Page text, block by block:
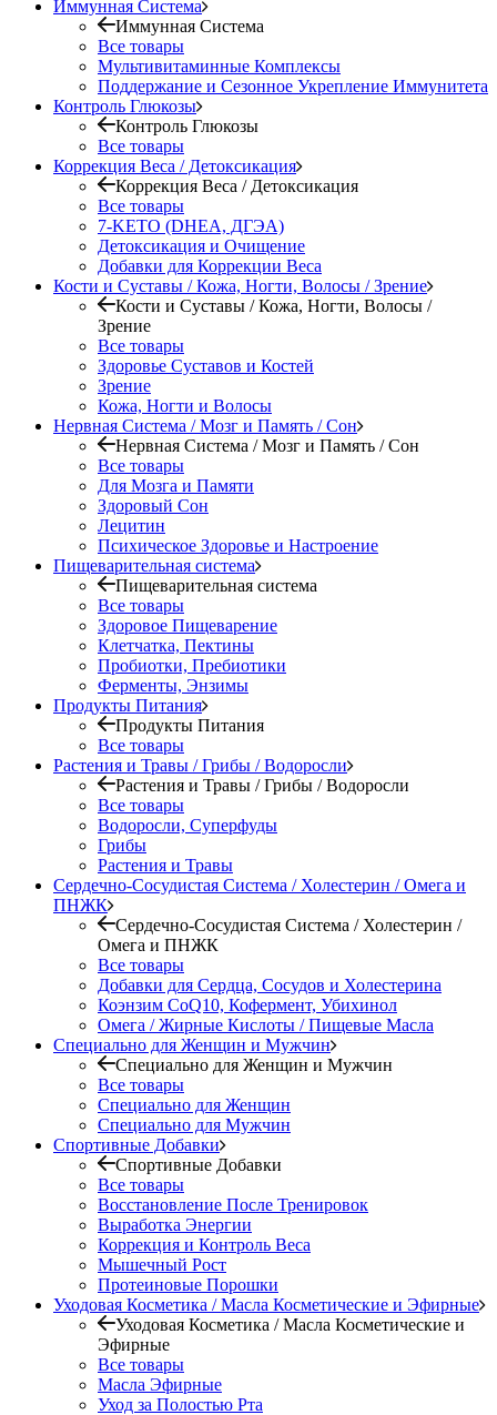
Иммунная Система
Иммунная Система
Все товары
Мультивитаминные Комплексы
Поддержание и Сезонное Укрепление Иммунитета
Контроль Глюкозы
Контроль Глюкозы
Все товары
Коррекция Веса / Детоксикация
Коррекция Веса / Детоксикация
Все товары
7-KETO (DHEA, ДГЭА)
Детоксикация и Очищение
Добавки для Коррекции Веса
Кости и Суставы / Кожа, Ногти, Волосы / Зрение
Кости и Суставы / Кожа, Ногти, Волосы /
Зрение
Все товары
Здоровье Суставов и Костей
Зрение
Кожа, Ногти и Волосы
Нервная Система / Мозг и Память / Сон
Нервная Система / Мозг и Память / Сон
Все товары
Для Мозга и Памяти
Здоровый Сон
Лецитин
Психическое Здоровье и Настроение
Пищеварительная система
Пищеварительная система
Все товары
Здоровое Пищеварение
Клетчатка, Пектины
Пробиотки, Пребиотики
Ферменты, Энзимы
Продукты Питания
Продукты Питания
Все товары
Растения и Травы / Грибы / Водоросли
Растения и Травы / Грибы / Водоросли
Все товары
Водоросли, Суперфуды
Грибы
Растения и Травы
Сердечно-Сосудистая Система / Холестерин / Омега и
ПНЖК
Сердечно-Сосудистая Система / Холестерин /
Омега и ПНЖК
Все товары
Добавки для Сердца, Сосудов и Холестерина
Коэнзим CoQ10, Кофермент, Убихинол
Омега / Жирные Кислоты / Пищевые Масла
Специально для Женщин и Мужчин
Специально для Женщин и Мужчин
Все товары
Специально для Женщин
Специально для Мужчин
Спортивные Добавки
Спортивные Добавки
Все товары
Восстановление После Тренировок
Выработка Энергии
Коррекция и Контроль Веса
Мышечный Рост
Протеиновые Порошки
Уходовая Косметика / Масла Косметические и Эфирные
Уходовая Косметика / Масла Косметические и
Эфирные
Все товары
Масла Эфирные
Уход за Полостью Рта